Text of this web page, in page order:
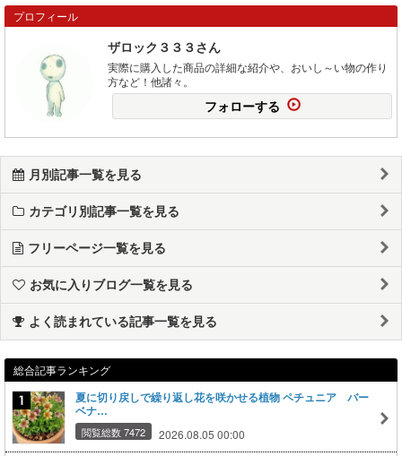
プロフィール
ザロック３３３さん
実際に購入した商品の詳細な紹介や、おいし～い物の作り
方など！他諸々。
フォローする
月別記事一覧を見る
カテゴリ別記事一覧を見る
フリーページ一覧を見る
お気に入りブログ一覧を見る
よく読まれている記事一覧を見る
総合記事ランキング
夏に切り戻しで繰り返し花を咲かせる植物 ペチュニア バー
ベナ…
閲覧総数 7472 2026.08.05 00:00